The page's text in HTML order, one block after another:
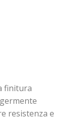
finitura
resistenza e